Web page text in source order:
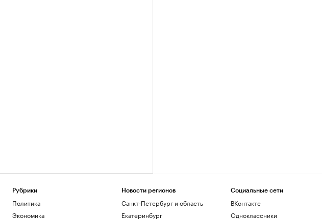
Рубрики
Политика
Экономика
Новости регионов
Санкт-Петербург и область
Екатеринбург
Социальные сети
ВКонтакте
Одноклассники